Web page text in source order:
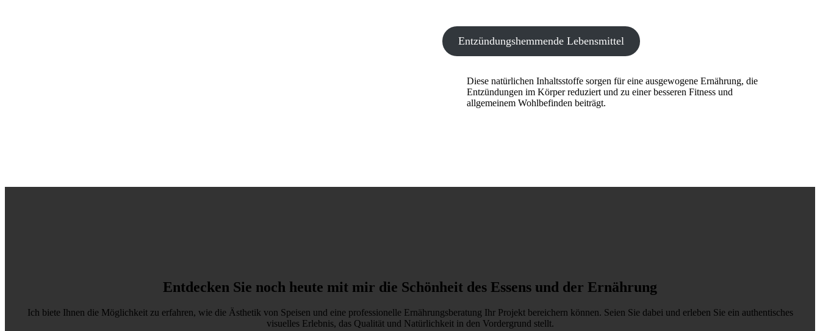
Entzündungshemmende Lebensmittel
Diese natürlichen Inhaltsstoffe sorgen für eine ausgewogene Ernährung, die
Entzündungen im Körper reduziert und zu einer besseren Fitness und
allgemeinem Wohlbefinden beiträgt.
Entdecken Sie noch heute mit mir die Schönheit des Essens und der Ernährung
Ich biete Ihnen die Möglichkeit zu erfahren, wie die Ästhetik von Speisen und eine professionelle Ernährungsberatung Ihr Projekt bereichern können. Seien Sie dabei und erleben Sie ein authentisches
visuelles Erlebnis, das Qualität und Natürlichkeit in den Vordergrund stellt.